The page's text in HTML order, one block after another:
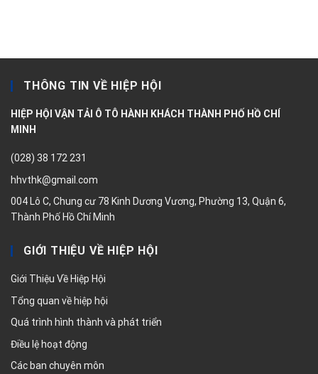
THÔNG TIN VỀ HIỆP HỘI
HIỆP HỘI VẬN TẢI Ô TÔ HÀNH KHÁCH THÀNH PHỐ HỒ CHÍ
MINH
(028) 38 172 231
hhvthk@gmail.com
004 Lô C, Chung cư 78 Kinh Dương Vương, Phường 13, Quận 6,
Thành Phố Hồ Chí Minh
GIỚI THIỆU VỀ HIỆP HỘI
Giới Thiệu Về Hiệp Hội
Tổng quan về hiệp hội
Quá trình hình thành và phát triển
Điều lệ hoạt động
Các ban chuyên môn